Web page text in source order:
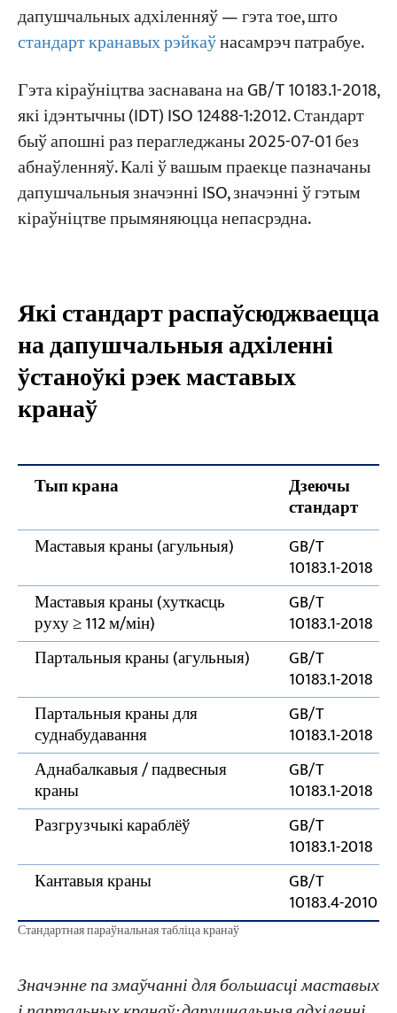
Праекты
Блогі
Навіны
Праграмы
Пра нас
Звяжыцеся з намі
Праверка 3 — Прамалінейнасць рэйкі ў
гарызантальнай плоскасці (узор 2000 мм) b
Праверка 4 — Прамалінейнасць рэйкі ў
вертыкальнай плоскасці (па ўсёй даўжыні)
C
Праверка 5 — Прамалінейнасць рэйкі ў
вертыкальнай плоскасці (узор 2000 мм) c
Праверка 6 — Розніца вышынь паміж
прыпынку / буфера F
Праверка 8 — Зазор у стыку рэйкі
Праверка 9 — Нахіл рэйкі G
Праверка 10 — Адхіленне K чыгуначнага
Рэкамендаваны працоўны працэс праверкі
Наступствы пазаталерантных станаў
дапушчальных адхіленняў — гэта тое, што
стандарт кранавых рэйкаўнасамрэч патрабуе.
Гэта кіраўніцтва заснавана на GB/T 10183.1-2018,
які ідэнтычны (IDT) ISO 12488-1:2012. Стандарт
быў апошні раз перагледжаны 2025-07-01 без
абнаўленняў. Калі ў вашым праекце пазначаны
дапушчальныя значэнні ISO, значэнні ў гэтым
кіраўніцтве прымяняюцца непасрэдна.
Які стандарт распаўсюджваецца
на дапушчальныя адхіленні
ўстаноўкі рэек маставых
кранаў
Тып крана Дзеючы
стандарт
Маставыя краны (агульныя)
GB/T
10183.1-2018
Маставыя краны (хуткасць
руху ≥ 112 м/мін)
GB/T
10183.1-2018
Партальныя краны (агульныя)
GB/T
10183.1-2018
Партальныя краны для
суднабудавання
GB/T
10183.1-2018
Аднабалкавыя / падвесныя
краны
GB/T
10183.1-2018
Разгрузчыкі караблёў
GB/T
10183.1-2018
Кантавыя краны
GB/T
10183.4-2010
Стандартная параўнальная табліца кранаў
Значэнне па змаўчанні для большасці маставых